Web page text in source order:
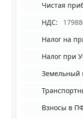
Чистая
НДС:
Налог на
Налог при
Земельный
Взносы в